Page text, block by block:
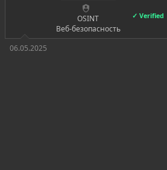
OSINT
Веб-безопасность
✓ Verified
06.05.2025